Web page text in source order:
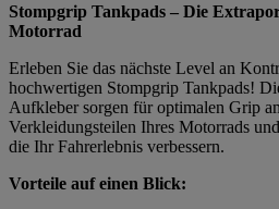
Stompgrip Tankpads – Die
Motorrad
Erleben Sie das nächste Level an
hochwertigen Stompgrip Tankpads!
Aufkleber sorgen für optimalen Grip
Verkleidungsteilen Ihres Motorrads
die Ihr Fahrerlebnis verbessern.
Vorteile auf einen Blick: